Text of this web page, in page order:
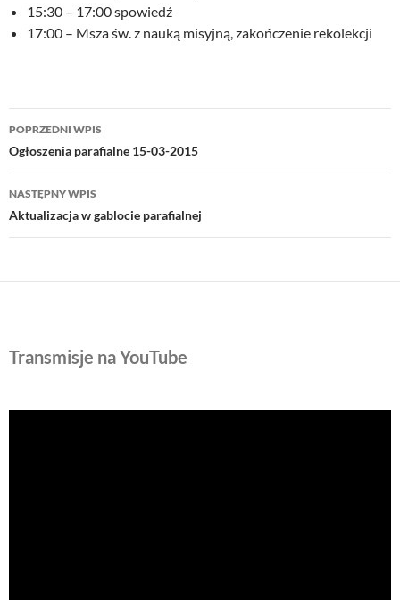
15:30 – 17:00 spowiedź
17:00 – Msza św. z nauką misyjną, zakończenie rekolekcji
Nawigacja
wpisu
POPRZEDNI WPIS
Ogłoszenia parafialne 15-03-2015
NASTĘPNY WPIS
Aktualizacja w gablocie parafialnej
Transmisje na YouTube